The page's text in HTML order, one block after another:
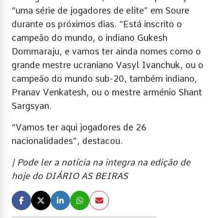
“uma série de jogadores de elite” em Soure
durante os próximos dias. “Está inscrito o
campeão do mundo, o indiano Gukesh
Dommaraju, e vamos ter ainda nomes como o
grande mestre ucraniano Vasyl Ivanchuk, ou o
campeão do mundo sub-20, também indiano,
Pranav Venkatesh, ou o mestre arménio Shant
Sargsyan.
“Vamos ter aqui jogadores de 26
nacionalidades”, destacou.
| Pode ler a notícia na integra na edição de
hoje do DIÁRIO AS BEIRAS